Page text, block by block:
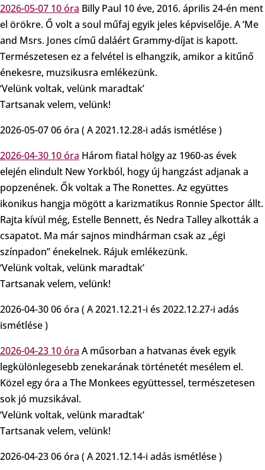
2026-05-07 10 óra Billy Paul 10 éve, 2016. április 24-én ment
el örökre. Ő volt a soul műfaj egyik jeles képviselője. A ‘Me
and Msrs. Jones című daláért Grammy-díjat is kapott.
Természetesen ez a felvétel is elhangzik, amikor a kitűnő
énekesre, muzsikusra emlékezünk.
‘Velünk voltak, velünk maradtak’
Tartsanak velem, velünk!
2026-05-07 06 óra ( A 2021.12.28-i adás ismétlése )
2026-04-30 10 óra Három fiatal hölgy az 1960-as évek
elején elindult New Yorkból, hogy új hangzást adjanak a
popzenének. Ők voltak a The Ronettes. Az együttes
ikonikus hangja mögött a karizmatikus Ronnie Spector állt.
Rajta kívül még, Estelle Bennett, és Nedra Talley alkották a
csapatot. Ma már sajnos mindhárman csak az „égi
színpadon” énekelnek. Rájuk emlékezünk.
‘Velünk voltak, velünk maradtak’
Tartsanak velem, velünk!
2026-04-30 06 óra ( A 2021.12.21-i és 2022.12.27-i adás
ismétlése )
2026-04-23 10 óra A műsorban a hatvanas évek egyik
legkülönlegesebb zenekarának történetét mesélem el.
Közel egy óra a The Monkees együttessel, természetesen
sok jó muzsikával.
‘Velünk voltak, velünk maradtak’
Tartsanak velem, velünk!
2026-04-23 06 óra ( A 2021.12.14-i adás ismétlése )